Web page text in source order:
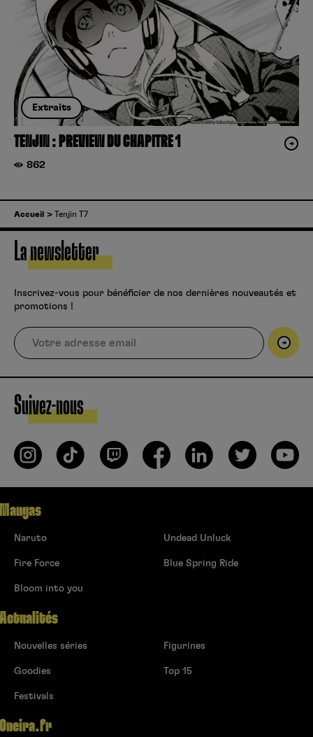
Extraits
TENJIN : PREVIEW DU CHAPITRE 1
862
Accueil Tenjin T7
La newsletter
Inscrivez-vous pour bénéficier de nos dernières nouveautés et
promotions !
Suivez-nous
Mangas
Naruto
Fire Force
Bloom into you
Undead Unluck
Blue Spring Ride
Actualités
Nouvelles séries
Goodies
Festivals
Figurines
Top 15
Oneira.fr